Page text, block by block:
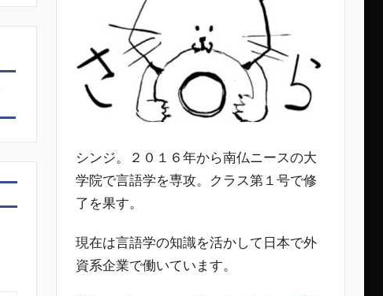
シンジ。２０１６年から南仏ニースの大
学院で言語学を専攻。クラス第１号で修
了を果す。
現在は言語学の知識を活かして日本で外
資系企業で働いています。